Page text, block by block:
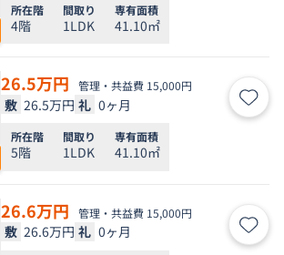
所在階
4階
間取り
1LDK
専有面積
41.10㎡
26.5万円 管理・共益費 15,000円
敷 26.5万円 礼 0ヶ月 お気
所在階
5階
間取り
1LDK
専有面積
41.10㎡
26.6万円 管理・共益費 15,000円
敷 26.6万円 礼 0ヶ月 お気